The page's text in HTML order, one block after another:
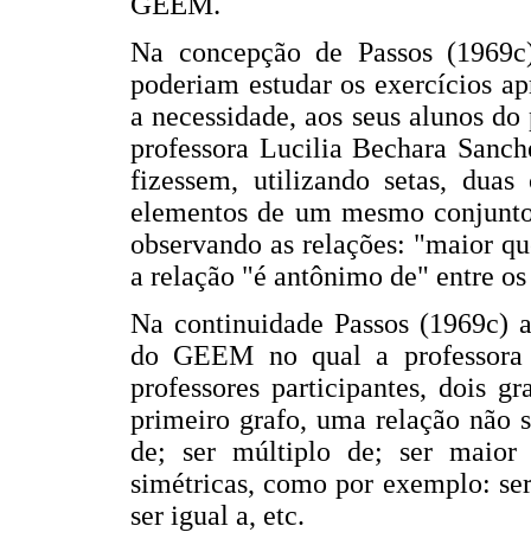
Na concepção de Passos
poderiam estudar os exercícios
a necessidade, aos seus alunos
professora Lucilia Bechara
fizessem, utilizando setas, duas
elementos de um mesmo
observando as relações: "maior
a relação "é antônimo de" entre
Na continuidade Passos (1969c)
do GEEM no qual a professora
professores participantes, dois
primeiro grafo, uma relação não
de; ser múltiplo de; ser maior
simétricas, como por exemplo:
ser igual a, etc.